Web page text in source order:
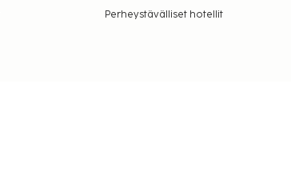
Perheystävälliset hotellit